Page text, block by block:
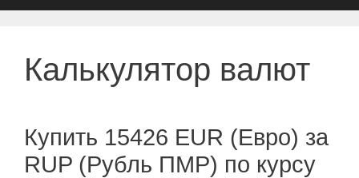
Калькулятор валют
Купить 15426 EUR (Евро) за
RUP (Рубль ПМР) по курсу